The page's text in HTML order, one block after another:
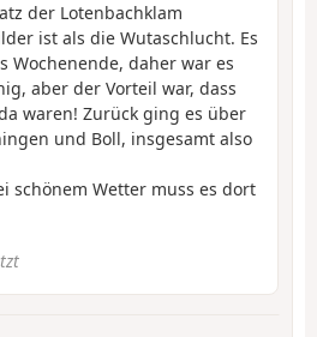
der Lotenbachklam
ist als die Wutaschlucht. Es
Wochenende, daher war es
aber der Vorteil war, dass
waren! Zurück ging es über
und Boll, insgesamt also
schönem Wetter muss es dort